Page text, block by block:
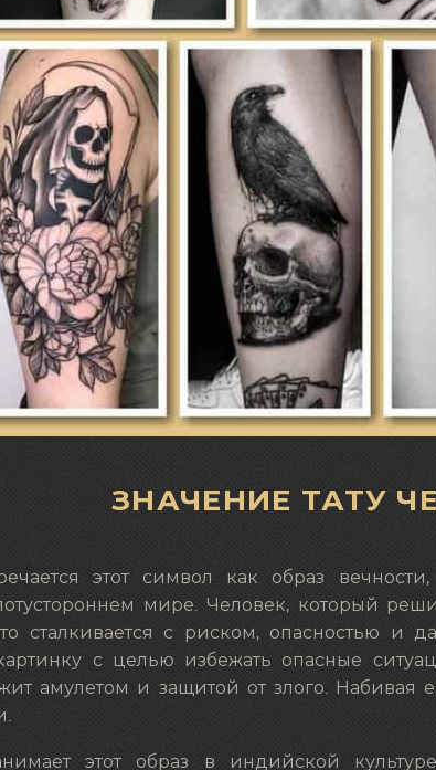
ЗНАЧЕНИЕ ТАТУ
этот символ как образ
мире. Человек, который
сталкивается с риском, опасностью и
с целью избежать опасные
амулетом и защитой от злого. Набивая
этот образ в индийской